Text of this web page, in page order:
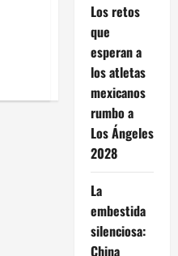
Los retos
que
esperan a
los atletas
mexicanos
rumbo a
Los Ángeles
2028
La
embestida
silenciosa:
China